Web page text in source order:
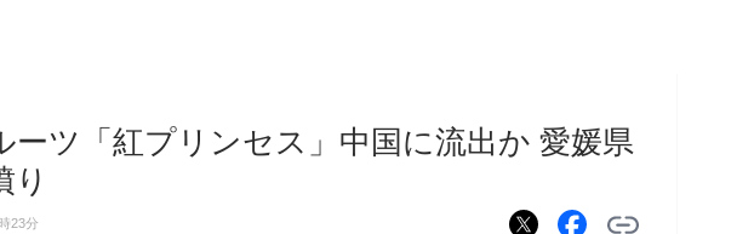
ーツ「紅プリンセス」中国に流出か 愛媛県
り
23分